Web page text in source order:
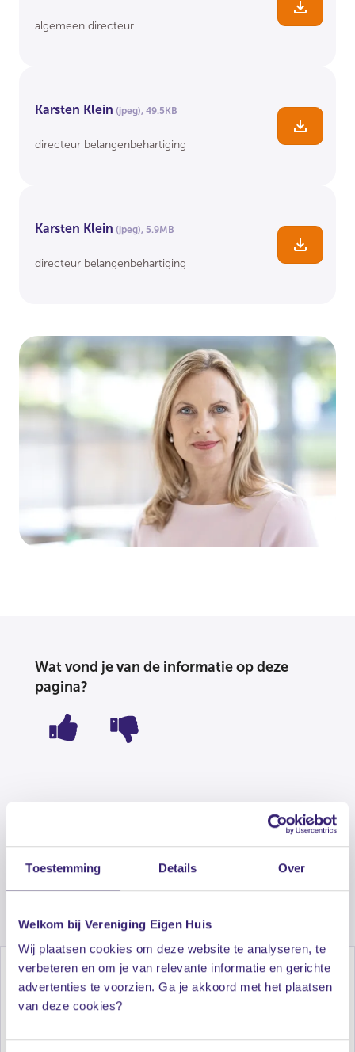
Toestemming Details Over
Welkom bij Vereniging Eigen Huis
Wij plaatsen cookies om deze website te analyseren, te
verbeteren en om je van relevante informatie en gerichte
advertenties te voorzien. Ga je akkoord met het plaatsen
van deze cookies?
algemeen directeur
Karsten Klein (jpeg), 49.5KB
directeur belangenbehartiging
Karsten Klein (jpeg), 5.9MB
directeur belangenbehartiging
Wat vond je van de informatie op deze
pagina?
facebooklinkedin whatsapp
Al 50 jaar onafhankelijk advies voor huiseigenaren